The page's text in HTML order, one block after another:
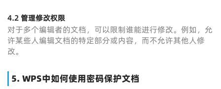
4.2 管理修改权限
对于多个编辑者的文档，可以限制谁能进行修改。例如，允
许某些人编辑文档的特定部分或内容，而不允许其他人修
改。
5. WPS中如何使用密码保护文档